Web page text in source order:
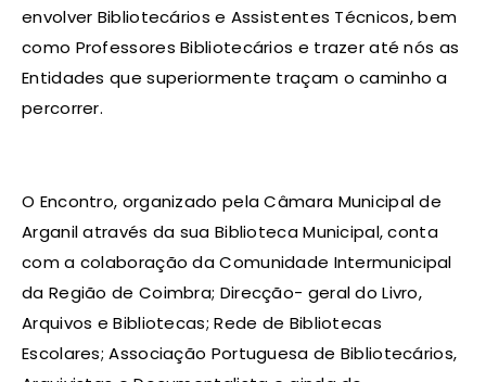
envolver Bibliotecários e Assistentes Técnicos, bem
como Professores Bibliotecários e trazer até nós as
Entidades que superiormente traçam o caminho a
percorrer.
O Encontro, organizado pela Câmara Municipal de
Arganil através da sua Biblioteca Municipal, conta
com a colaboração da Comunidade Intermunicipal
da Região de Coimbra; Direcção- geral do Livro,
Arquivos e Bibliotecas; Rede de Bibliotecas
Escolares; Associação Portuguesa de Bibliotecários,